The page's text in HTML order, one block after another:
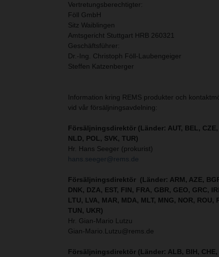
Vertretungsberechtigter:
Föll GmbH
Sitz Waiblingen
Amtsgericht Stuttgart HRB 260321
Geschäftsführer:
Dr.-Ing. Christoph Föll-Laubengeiger
Steffen Katzenberger
Information kring REMS produkter och
vid vår försäljningsavdelning:
Försäljningsdirektör (Länder: AUT, BEL, CZE,
NLD, POL, SVK, TUR)
Hr. Hans Seeger (prokurist)
hans.seeger@rems.de
Försäljningsdirektör (Länder: ARM, AZE,
DNK, DZA, EST, FIN, FRA, GBR, GEO, GRC,
LTU, LVA, MAR, MDA, MLT, MNG, NOR, ROU,
TUN, UKR)
Hr. Gian-Mario Lutzu
Gian-Mario.Lutzu@rems.de
Försäljningsdirektör (Länder: ALB, BIH, CHE,